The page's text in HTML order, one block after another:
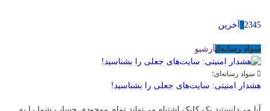
1 2345 آخرین
سواد رسانه‌ایآرشیو
سواد رسانه‌ای؛
هشدار امنیتی: سایت‌های جعلی را بشناسید!